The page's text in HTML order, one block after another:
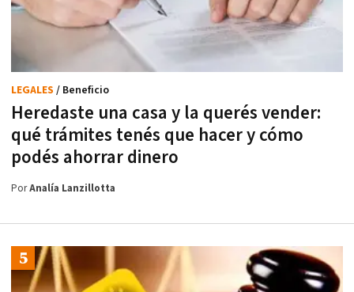
Heredaste una casa y la querés vender:
qué trámites tenés que hacer y cómo
podés ahorrar dinero
LEGALES / Beneficio
PorAnalía Lanzillotta